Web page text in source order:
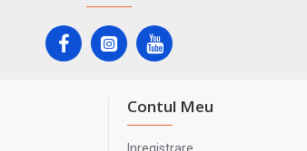
Contul Meu
Inregistrare